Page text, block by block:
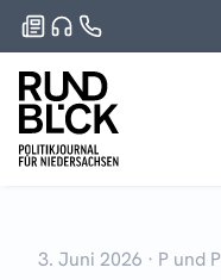
3. Juni 2026 · P und P